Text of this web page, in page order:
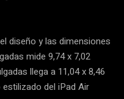
diseño y las dimensiones
mide 9,74 x 7,02
llega a 11,04 x 8,46
del iPad Air